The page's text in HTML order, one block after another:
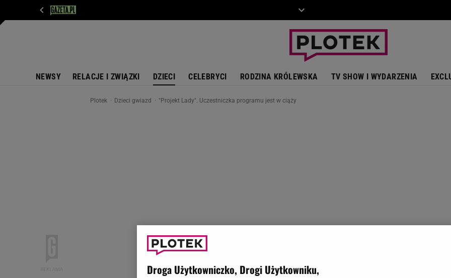
NEWSY RELACJE I ZWIĄZKI DZIECI CELEBRYCI RODZINA KRÓLEWSKA TV SHOW I WYDARZENIA
Plotek Dzieci gwiazd "Projekt Lady". Uczestniczka programu jest w ciąży
Droga Użytkowniczko, Drogi Użytkowniku,